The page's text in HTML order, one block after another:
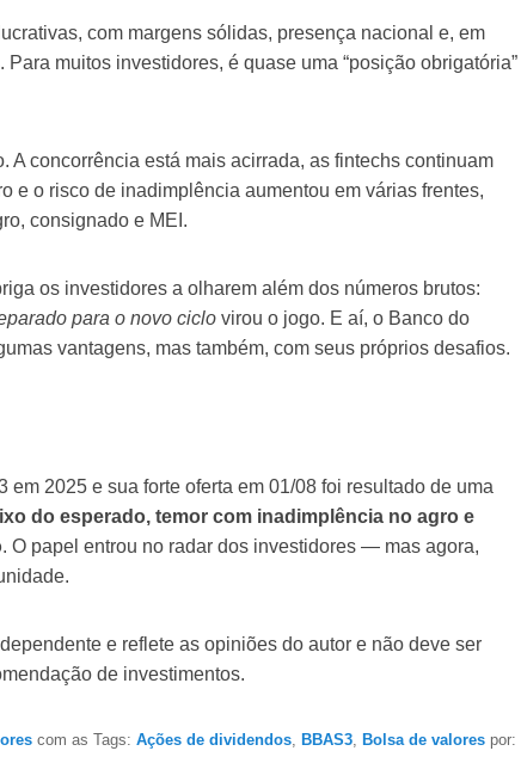
com margens sólidas, presença nacional e, em
muitos investidores, é quase uma “posição obrigatória”
A concorrência está mais acirrada, as fintechs continuam
e o risco de inadimplência aumentou em várias frentes,
consignado e MEI.
os investidores a olharem além dos números brutos:
para o novo ciclo virou o jogo. E aí, o Banco do
vantagens, mas também, com seus próprios desafios.
2025 e sua forte oferta em 01/08 foi resultado de uma
do esperado, temor com inadimplência no agro e
. O papel entrou no radar dos investidores — mas agora,
e reflete as opiniões do autor e não deve ser
de investimentos.
com as Tags: Ações de dividendos, BBAS3, Bolsa de valores por: